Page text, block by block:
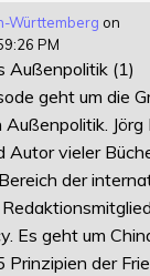
Württemberg on
PM
Außenpolitik (1)
geht um die
Jörg
Autor vieler
der
Es geht um
Prinzipien der